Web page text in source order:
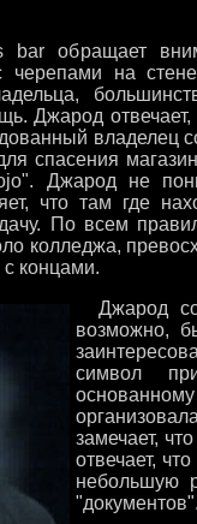
обращает
на
Джарод
владелец
спасения
Джарод не
что там где
По всем
колледжа,
концами.
Джарод
возможно,
символ
замечает,
отвечает,
небольшую
"документов".